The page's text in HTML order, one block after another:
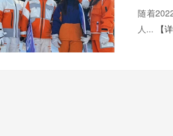
随着
人...
【